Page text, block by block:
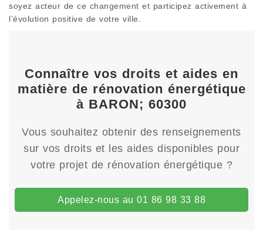
soyez acteur de ce changement et participez activement à
l’évolution positive de votre ville.
Connaître vos droits et aides en
matière de rénovation énergétique
à BARON; 60300
Vous souhaitez obtenir des renseignements
sur vos droits et les aides disponibles pour
votre projet de rénovation énergétique ?
Appelez-nous au 01 86 98 33 88